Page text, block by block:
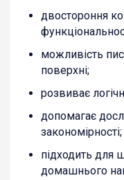
двостороння
можливість
поверхні;
розвиває
допомагає
закономірності;
підходить для
домашнього